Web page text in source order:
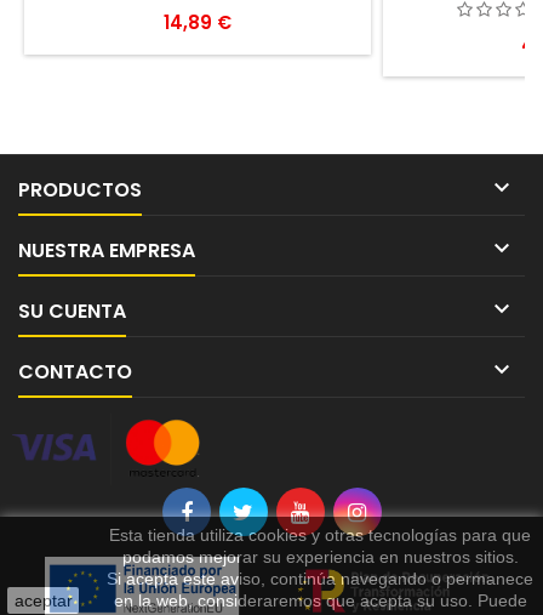
Precio
14,89 €
PRODUCTOS 
NUESTRA EMPRESA 
SU CUENTA 
CONTACTO 
aceptar
Esta tienda utiliza cookies y otras tecnologías para que
podamos mejorar su experiencia en nuestros sitios.
Si acepta este aviso, continúa navegando o permanece
en la web, consideraremos que acepta su uso. Puede